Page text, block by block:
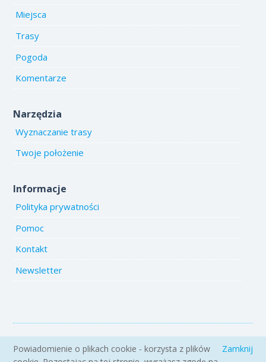
Miejsca
Trasy
Pogoda
Komentarze
Narzędzia
Wyznaczanie trasy
Twoje położenie
Informacje
Polityka prywatności
Pomoc
Kontakt
Newsletter
Copyright 2005-2026 www.emiejsca.pl. Kopiowanie treści i zdjęć
zabronione.
Powiadomienie o plikach cookie - korzysta z plików
Zamknij